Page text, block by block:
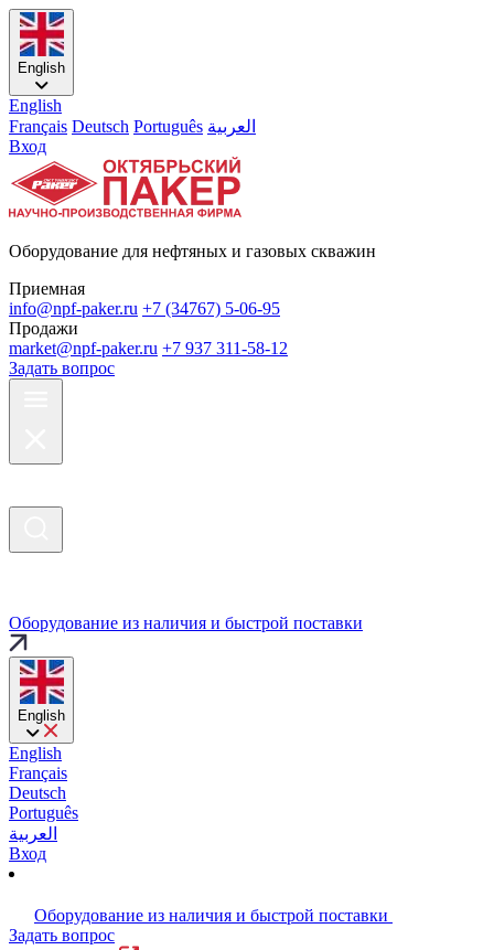
English
English
Français Deutsch Português العربية
Вход
Оборудование для нефтяных и газовых скважин
Приемная
info@npf-paker.ru +7 (34767) 5-06-95
Продажи
market@npf-paker.ru +7 937 311-58-12
Задать вопрос
Оборудование из наличия и быстрой поставки
English
English
Français
Deutsch
Português
العربية
Вход
Оборудование из наличия и быстрой поставки
Задать вопрос